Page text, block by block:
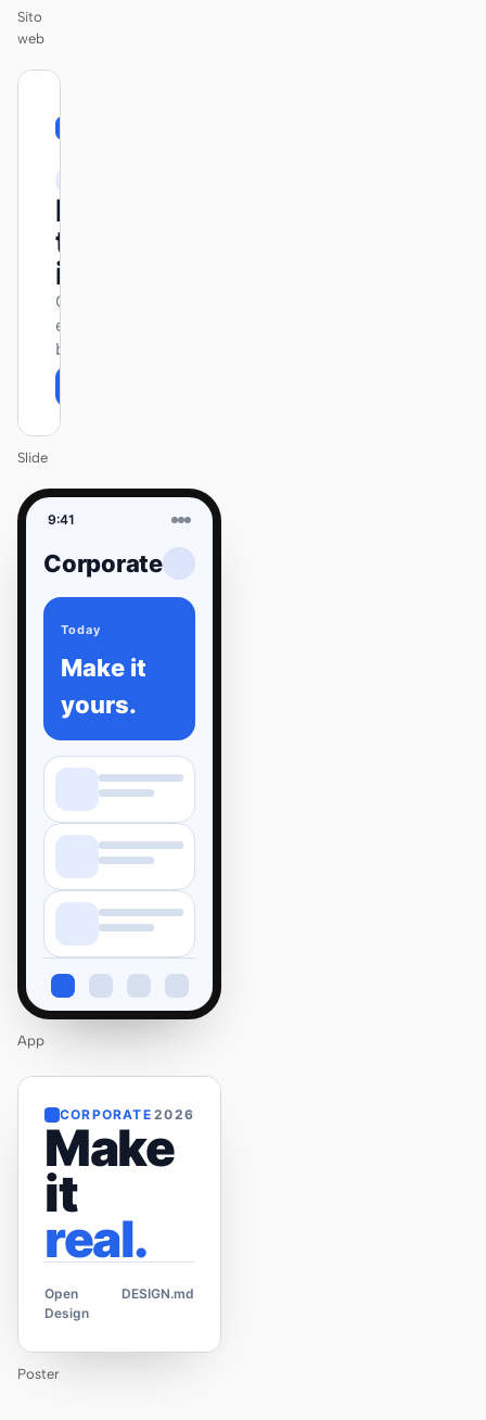
Sito
web
Design
that ships
itself.
One DESIGN.md —
every surface on-
brand.
Slide
9:41
Corporate
Today
Make it
yours.
App
CORPORATE 2026
Make
it
real.
Open
Design
DESIGN.md
Poster